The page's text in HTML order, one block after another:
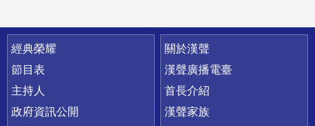
快速連結
經典榮耀
節目表
主持人
政府資訊公開
關於漢聲
漢聲廣播電臺
首長介紹
漢聲家族